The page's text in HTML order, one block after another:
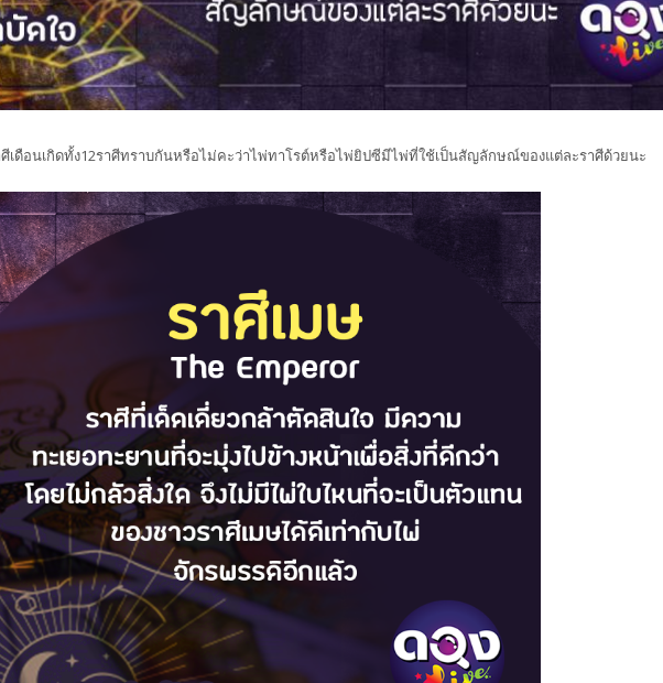
เดือนเกิดทั้ง12ราศีทราบกันหรือไม่คะว่าไพ่ทาโรต์หรือไพ่ยิปซีมีไพ่ที่ใช้เป็นสัญลักษณ์ของแต่ละราศีด้วยนะ